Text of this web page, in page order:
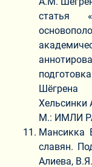
статья
Шёгрена
Хельсинки
М.: ИМЛИ
Мансикка
славян.
Алиева,